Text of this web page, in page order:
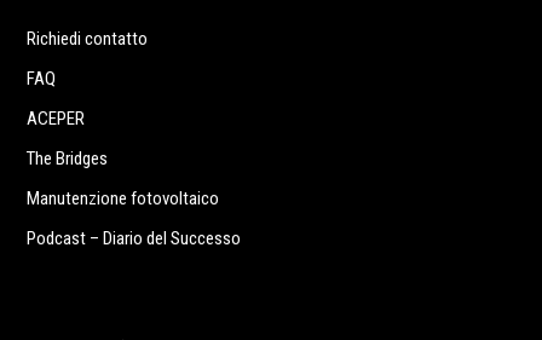
Richiedi contatto
FAQ
ACEPER
The Bridges
Manutenzione fotovoltaico
Podcast – Diario del Successo